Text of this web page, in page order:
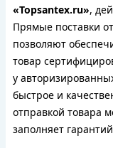
«Topsantex.ru»,
Прямые поставки
позволяют
товар
у
быстрое и
отправкой товара
заполняет